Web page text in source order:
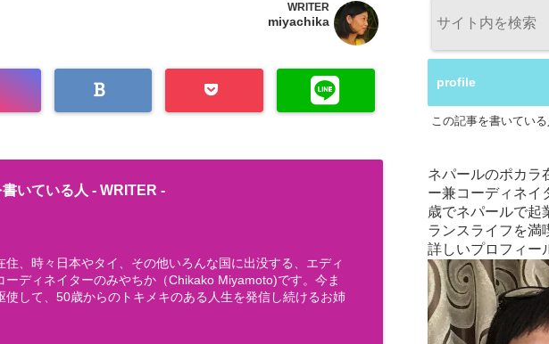
WRITER
miyachika
いている人 - WRITER -
住、時々日本やタイ、その他いろんな国に出没する、エディ
ーディネイターのみやちか（Chikako Miyamoto)です。今ま
使して、50歳からのトキメキのある人生を発信し続けるお姉
profile
この記事を書いている
ネパールのポカラ
ー兼コーディネイ
歳でネパールで起
ランスライフを満
詳しいプロフィー